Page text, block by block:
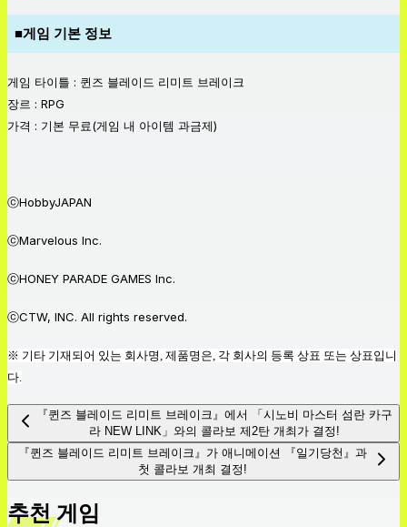
■게임 기본 정보
게임 타이틀 : 퀸즈 블레이드 리미트 브레이크
장르 : RPG
가격 : 기본 무료(게임 내 아이템 과금제)
ⓒHobbyJAPAN
ⓒMarvelous Inc.
ⓒHONEY PARADE GAMES Inc.
ⓒCTW, INC. All rights reserved.
※ 기타 기재되어 있는 회사명, 제품명은, 각 회사의 등록 상표 또는 상표입니
다.
『퀸즈 블레이드 리미트 브레이크』에서 「시노비 마스터 섬란 카구
라 NEW LINK」와의 콜라보 제2탄 개최가 결정!
『퀸즈 블레이드 리미트 브레이크』가 애니메이션 『일기당천』과
첫 콜라보 개최 결정!
추천 게임